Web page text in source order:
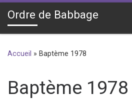
Skip to content
Ordre de Babbage
Accueil » Baptème 1978
Baptème 1978